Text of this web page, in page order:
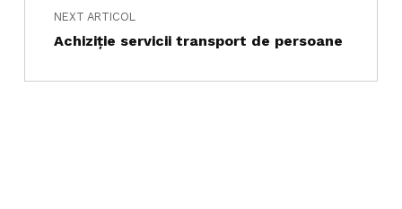
NEXT ARTICOL
Achiziţie servicii transport de persoane